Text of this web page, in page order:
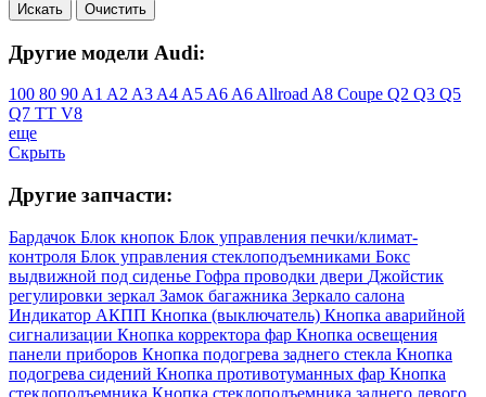
Искать Очистить
Другие модели Audi:
100 80 90 A1 A2 A3 A4 A5 A6 A6 Allroad A8 Coupe Q2 Q3 Q5
Q7 TT V8
еще
Скрыть
Другие запчасти:
Бардачок Блок кнопок Блок управления печки/климат-
контроля Блок управления стеклоподъемниками Бокс
выдвижной под сиденье Гофра проводки двери Джойстик
регулировки зеркал Замок багажника Зеркало салона
Индикатор АКПП Кнопка (выключатель) Кнопка аварийной
сигнализации Кнопка корректора фар Кнопка освещения
панели приборов Кнопка подогрева заднего стекла Кнопка
подогрева сидений Кнопка противотуманных фар Кнопка
стеклоподъемника Кнопка стеклоподъемника заднего левого